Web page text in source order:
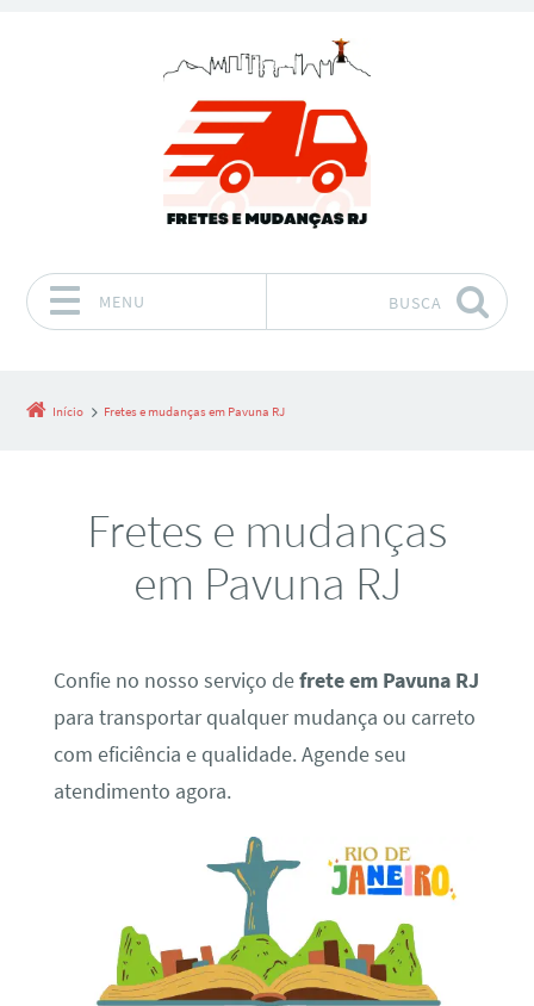
MENU BUSCA
Início Fretes e mudanças em Pavuna RJ
Fretes e mudanças
em Pavuna RJ
Confie no nosso serviço defrete em Pavuna RJ
para transportar qualquer mudança ou carreto
com eficiência e qualidade. Agende seu
atendimento agora.